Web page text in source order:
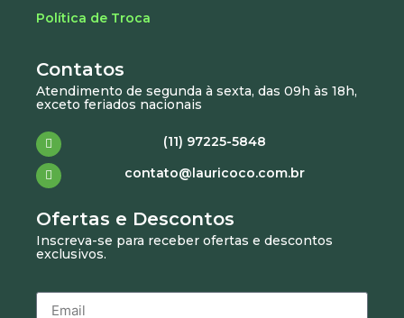
Política de Troca
Contatos
Atendimento de segunda à sexta, das 09h às 18h,
exceto feriados nacionais
(11) 97225-5848
contato@lauricoco.com.br
Ofertas e Descontos
Inscreva-se para receber ofertas e descontos
exclusivos.